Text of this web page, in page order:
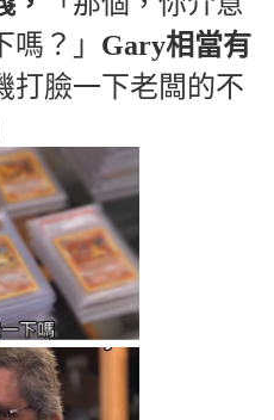
？」 Gary相當有
打臉一下老闆的不